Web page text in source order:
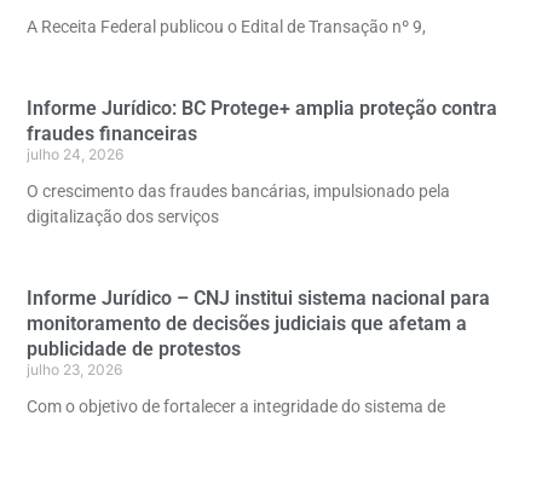
A Receita Federal publicou o Edital de Transação nº 9,
Informe Jurídico: BC Protege+ amplia proteção contra
fraudes financeiras
julho 24, 2026
O crescimento das fraudes bancárias, impulsionado pela
digitalização dos serviços
Informe Jurídico – CNJ institui sistema nacional para
monitoramento de decisões judiciais que afetam a
publicidade de protestos
julho 23, 2026
Com o objetivo de fortalecer a integridade do sistema de